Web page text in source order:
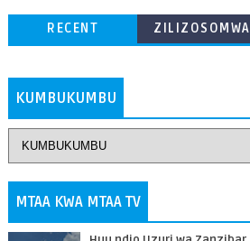
RECENT
ZILIZOSOMWA
KUMBUKUMBU
MTAA KWA MTAA TV